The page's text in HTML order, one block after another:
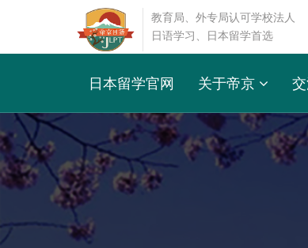
教育局、外专局认可学校法人
日语学习、日本留学首选
日本留学官网 关于帝京